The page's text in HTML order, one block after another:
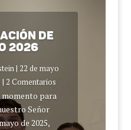
de
2026
| 22 de mayo
| 2 Comentarios
para
Señor
de 2025,